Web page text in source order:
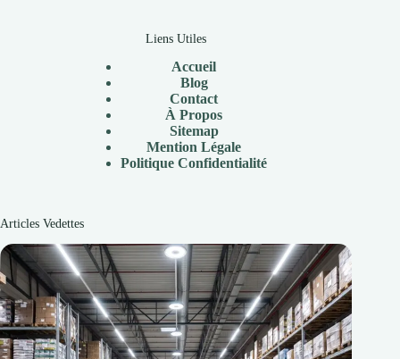
Liens Utiles
Accueil
Blog
Contact
À Propos
Sitemap
Mention Légale
Politique Confidentialité
Articles Vedettes